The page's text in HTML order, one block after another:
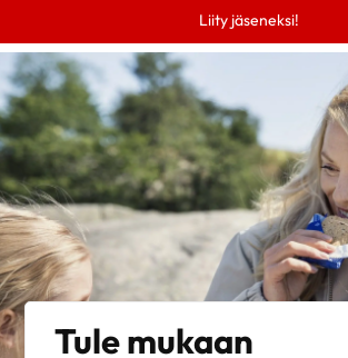
Liity jäseneksi!
Tule mukaan